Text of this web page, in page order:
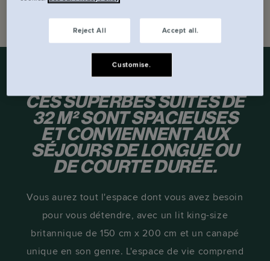
Vérifier la disponibilité.
CES SUPERBES SUITES DE
32 M² SONT SPACIEUSES
ET CONVIENNENT AUX
SÉJOURS DE LONGUE OU
DE COURTE DURÉE.
Vous aurez tout l'espace dont vous avez besoin
pour vous détendre, avec un lit king-size
britannique de 150 cm x 200 cm et un canapé
unique en son genre. L'espace de vie comprend
Reject All Accept all.
Customise.